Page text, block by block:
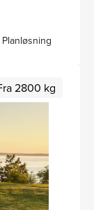
2800 kg